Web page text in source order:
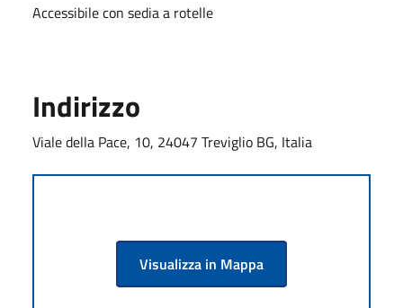
Accessibile con sedia a rotelle
Indirizzo
Viale della Pace, 10, 24047 Treviglio BG, Italia
Visualizza in Mappa